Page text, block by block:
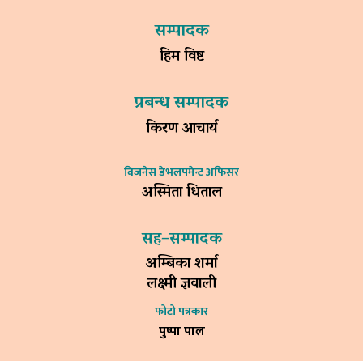
सम्पादक
हिम विष्ट
प्रबन्ध सम्पादक
किरण आचार्य
विजनेस डेभलपमेन्ट अफिसर
अस्मिता धिताल
सह–सम्पादक
अम्बिका शर्मा
लक्ष्मी ज्ञवाली
फोटो पत्रकार
पुष्पा पाल